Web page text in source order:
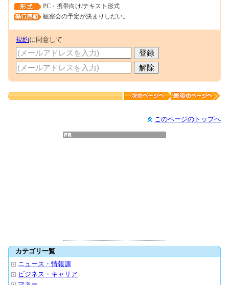
PC・携帯向け/テキスト形式
観察会の予定が決まりしだい。
規約に同意して
このページのトップへ
カテゴリ一覧
ニュース・情報源
ビジネス・キャリア